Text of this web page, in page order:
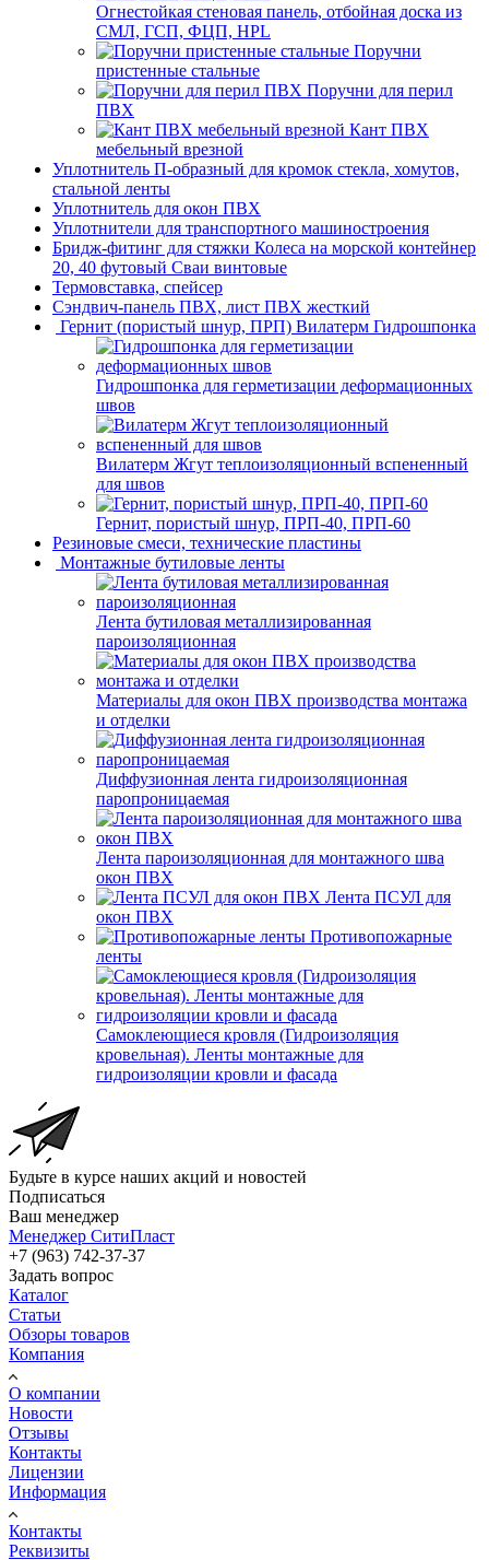
Огнестойкая стеновая панель, отбойная доска из
СМЛ, ГСП, ФЦП, HPL
Поручни
пристенные стальные
Поручни для перил
ПВХ
Кант ПВХ
мебельный врезной
Уплотнитель П-образный для кромок стекла, хомутов,
стальной ленты
Уплотнитель для окон ПВХ
Уплотнители для транспортного машиностроения
Бридж-фитинг для стяжки Колеса на морской контейнер
20, 40 футовый Сваи винтовые
Термовставка, спейсер
Сэндвич-панель ПВХ, лист ПВХ жесткий
Гернит (пористый шнур, ПРП) Вилатерм Гидрошпонка
Гидрошпонка для герметизации деформационных
швов
Вилатерм Жгут теплоизоляционный вспененный
для швов
Гернит, пористый шнур, ПРП-40, ПРП-60
Резиновые смеси, технические пластины
Монтажные бутиловые ленты
Лента бутиловая металлизированная
пароизоляционная
Материалы для окон ПВХ производства монтажа
и отделки
Диффузионная лента гидроизоляционная
паропроницаемая
Лента пароизоляционная для монтажного шва
окон ПВХ
Лента ПСУЛ для
окон ПВХ
Противопожарные
ленты
Самоклеющиеся кровля (Гидроизоляция
кровельная). Ленты монтажные для
гидроизоляции кровли и фасада
Будьте в курсе наших акций и новостей
Подписаться
Ваш менеджер
Менеджер СитиПласт
+7 (963) 742-37-37
Задать вопрос
Каталог
Статьи
Обзоры товаров
Компания
О компании
Новости
Отзывы
Контакты
Лицензии
Информация
Контакты
Реквизиты